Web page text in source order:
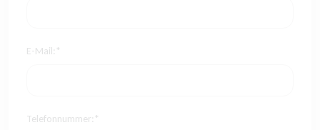
E-Mail:*
Telefonnummer:*